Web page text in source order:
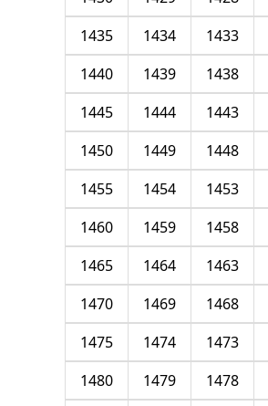
1433
1434
1435
1438
1439
1440
1443
1444
1445
1448
1449
1450
1453
1454
1455
1458
1459
1460
1463
1464
1465
1468
1469
1470
1473
1474
1475
1478
1479
1480